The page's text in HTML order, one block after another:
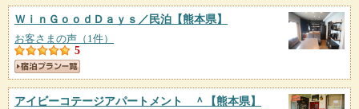
ＷｉｎＧｏｏｄＤａｙｓ／民泊 【熊本県】
お客さまの声（1件）
5
アイビーコテージアパートメント ＾ 【熊本県】